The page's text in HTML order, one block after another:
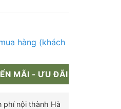
hàng (khách
MÃI - ƯU ĐÃI
phí nội thành Hà